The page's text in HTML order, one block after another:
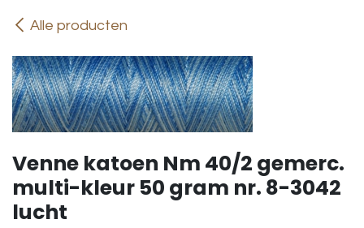
Alle producten
Venne katoen Nm 40/2 gemerc.
multi-kleur 50 gram nr. 8-3042
lucht